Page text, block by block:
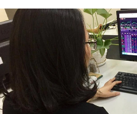
GIÁO DỤC
KHOA HỌC - CÔNG NGHỆ
MÔI TRƯỜNG
BẠN ĐỌC